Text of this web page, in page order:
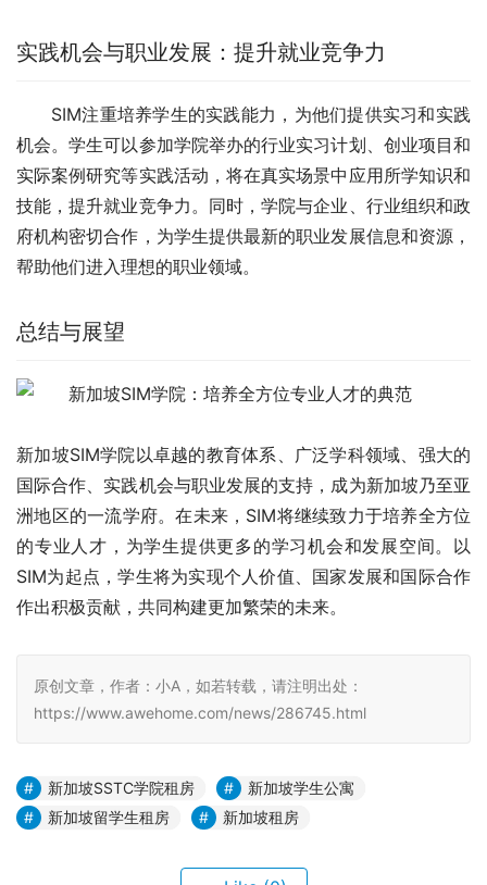
实践机会与职业发展：提升就业竞争力
SIM注重培养学生的实践能力，为他们提供实习和实践
机会。学生可以参加学院举办的行业实习计划、创业项目和
实际案例研究等实践活动，将在真实场景中应用所学知识和
技能，提升就业竞争力。同时，学院与企业、行业组织和政
府机构密切合作，为学生提供最新的职业发展信息和资源，
帮助他们进入理想的职业领域。
总结与展望
新加坡SIM学院以卓越的教育体系、广泛学科领域、强大的
国际合作、实践机会与职业发展的支持，成为新加坡乃至亚
洲地区的一流学府。在未来，SIM将继续致力于培养全方位
的专业人才，为学生提供更多的学习机会和发展空间。以
SIM为起点，学生将为实现个人价值、国家发展和国际合作
作出积极贡献，共同构建更加繁荣的未来。
原创文章，作者：小A，如若转载，请注明出处：
https://www.awehome.com/news/286745.html
新加坡SSTC学院租房
新加坡学生公寓
新加坡留学生租房
新加坡租房